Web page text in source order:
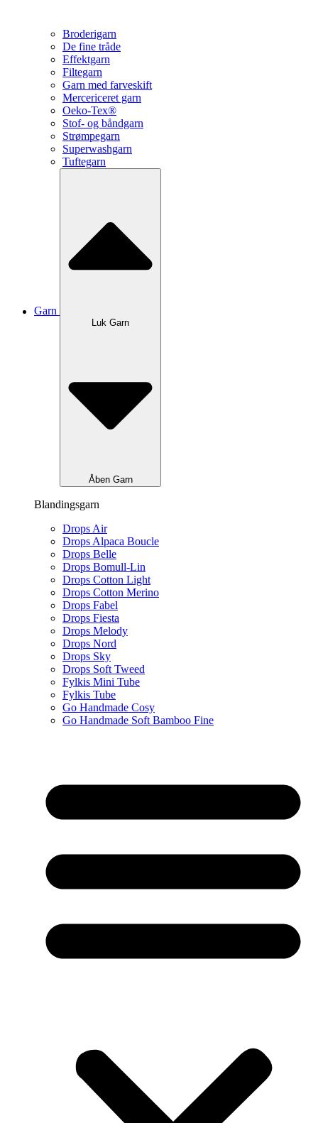
Broderigarn
De fine tråde
Effektgarn
Filtegarn
Garn med farveskift
Mercericeret garn
Oeko-Tex®
Stof- og båndgarn
Strømpegarn
Superwashgarn
Tuftegarn
Garn
Luk Garn
Åben Garn
Blandingsgarn
Drops Air
Drops Alpaca Boucle
Drops Belle
Drops Bomull-Lin
Drops Cotton Light
Drops Cotton Merino
Drops Fabel
Drops Fiesta
Drops Melody
Drops Nord
Drops Sky
Drops Soft Tweed
Fylkis Mini Tube
Fylkis Tube
Go Handmade Cosy
Go Handmade Soft Bamboo Fine